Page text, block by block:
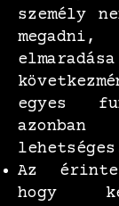
személy
egyes
Az
hogy